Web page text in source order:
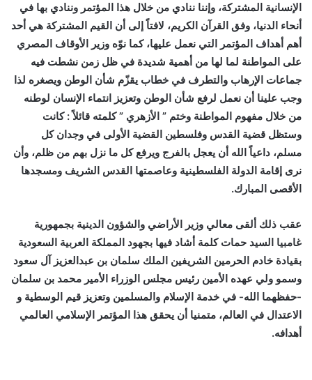
الإنسانية المشتركة، وإننا ننادي من خلال هذا المؤتمر وننادي بها في
أنحاء الدنيا، وفق القرآن الكريم، لافتاً إلى أن القيم المشتركة هي أحد
أهم أهداف المؤتمر التي نعمل عليها، كما نوّه وزير الأوقاف المصري
على المواطنة لما لها من أهمية شديدة في ظل زمن نشطت فيه
جماعات الإرهاب والتطرف في خطاب يقزّم شأن الوطن ويصغره لذا
وجب علينا أن نعمل لرفع شأن الوطن وتعزيز انتماء الإنسان لوطنه
من خلال مفهوم المواطنة وختم ” الأزهري ” كلمته قائلاً : كانت
وستظل قضية القدس وفلسطين القضية الأولى في وجدان كل
مسلم، داعياً الله أن يعجل بالفرج ويرفع كل ما نزل بهم من ظلم، وأن
نرى إقامة الدولة الفلسطينية وعاصمتها القدس الشريف ومسجدها
الأقصى المبارك.
عقب ذلك ألقى معالي وزير الأراضي والشؤون الدينية بجمهورية
غامبيا السيد حمات كلمة أشاد فيها بجهود المملكة العربية السعودية
بقيادة خادم الحرمين الشريفين الملك سلمان بن عبدالعزيز آل سعود
وسمو ولي عهده الأمين رئيس مجلس الوزراء الأمير محمد بن سلمان
-حفظهما الله- في خدمة الإسلام والمسلمين وتعزيز قيم الوسطية و
الاعتدال في العالم، متمنيا أن يحقق هذا المؤتمر الإسلامي العالمي
أهدافه.